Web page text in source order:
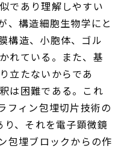
であり理解しやすい
、構造細胞生物学にと
構造、小胞体、ゴル
れている。また、基
立たないからであ
は困難である。これ
フィン包埋切片技術の
、それを電子顕微鏡
包埋ブロックからの作